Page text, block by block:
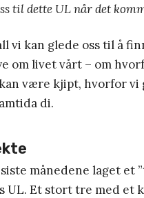
til dette UL når det
vi kan glede oss til å
om livet vårt – om
være kjipt, hvorfor vi
di.
månedene laget
UL. Et stort tre med et